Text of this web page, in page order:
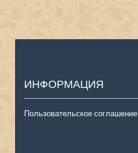
ИНФОРМАЦИЯ
Пользовательское соглашение